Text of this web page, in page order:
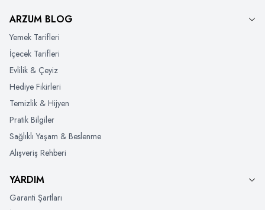
ARZUM BLOG
Yemek Tarifleri
İçecek Tarifleri
Evlilik & Çeyiz
Hediye Fikirleri
Temizlik & Hijyen
Pratik Bilgiler
Sağlıklı Yaşam & Beslenme
Alışveriş Rehberi
YARDIM
Garanti Şartları